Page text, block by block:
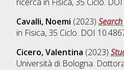
Cavalli, Noemi (2023)
in Fisica, 35 Ciclo. DOI
Cicero, Valentina (2023)
Università di Bologna.